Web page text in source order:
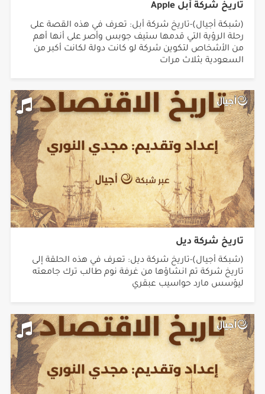
تاريخ شركة أبل Apple
(شبكة أجيال)-تاريخ شركة أبل: تعرف في هذه القصة على
رحلة الرؤية التي قدمها ستيف جوبس وأصر على أنها أهم
من الأشخاص لتكوين شركة لو كانت دولة لكانت أكبر من
السعودية بثلاث مرات
تاريخ شركة ديل
(شبكة أجيال)-تاريخ شركة ديل: تعرف في هذه الحلقة إلى
تاريخ شركة تم انشاؤها من غرفة نوم طالب ترك جامعته
ليؤسس مارد حواسيب عبقري